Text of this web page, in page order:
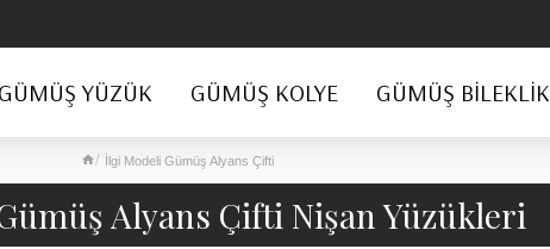
GÜMÜŞ YÜZÜK GÜMÜŞ KOLYE GÜMÜŞ BILEKLIK
İlgi Modeli Gümüş Alyans Çifti
Alyans Çifti Nişan Yüzükleri